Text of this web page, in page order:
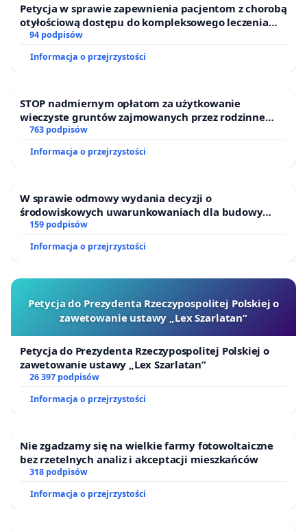
Petycja w sprawie zapewnienia pacjentom z chorobą
otyłościową dostępu do kompleksowego leczenia
oraz programów profilaktycznych.
94 podpisów
Informacja o przejrzystości
STOP nadmiernym opłatom za użytkowanie
wieczyste gruntów zajmowanych przez rodzinne
ogrody działkowe.
763 podpisów
Informacja o przejrzystości
W sprawie odmowy wydania decyzji o
środowiskowych uwarunkowaniach dla budowy
zakładu wytwarzania biometanu „Krynki” w
Puszczy Knyszyńskiej
159 podpisów
Informacja o przejrzystości
Petycja do Prezydenta Rzeczypospolitej Polskiej o
zawetowanie ustawy „Lex Szarlatan”
Petycja do Prezydenta Rzeczypospolitej Polskiej o
zawetowanie ustawy „Lex Szarlatan”
26 397 podpisów
Informacja o przejrzystości
Nie zgadzamy się na wielkie farmy fotowoltaiczne
bez rzetelnych analiz i akceptacji mieszkańców
318 podpisów
Informacja o przejrzystości